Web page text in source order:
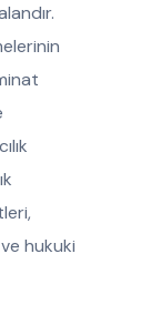
hukuki